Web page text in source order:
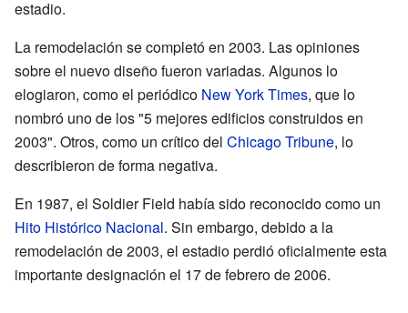
estadio.
La remodelación se completó en 2003. Las opiniones
sobre el nuevo diseño fueron variadas. Algunos lo
elogiaron, como el periódico New York Times, que lo
nombró uno de los "5 mejores edificios construidos en
2003". Otros, como un crítico del Chicago Tribune, lo
describieron de forma negativa.
En 1987, el Soldier Field había sido reconocido como un
Hito Histórico Nacional. Sin embargo, debido a la
remodelación de 2003, el estadio perdió oficialmente esta
importante designación el 17 de febrero de 2006.